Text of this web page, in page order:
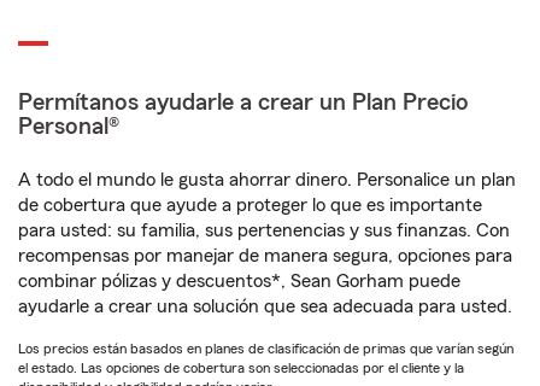
Permítanos ayudarle a crear un Plan Precio
Personal®
A todo el mundo le gusta ahorrar dinero. Personalice un plan
de cobertura que ayude a proteger lo que es importante
para usted: su familia, sus pertenencias y sus finanzas. Con
recompensas por manejar de manera segura, opciones para
combinar pólizas y descuentos*, Sean Gorham puede
ayudarle a crear una solución que sea adecuada para usted.
Los precios están basados en planes de clasificación de primas que varían según
el estado. Las opciones de cobertura son seleccionadas por el cliente y la